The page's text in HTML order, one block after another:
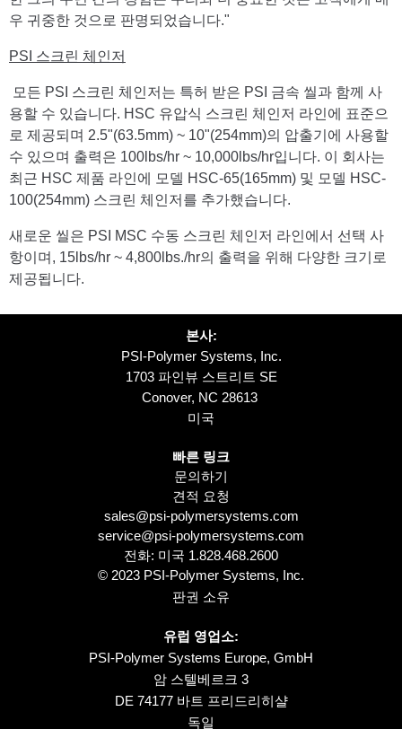
우 귀중한 것으로 판명되었습니다."
PSI 스크린 체인저
모든 PSI 스크린 체인저는 특허 받은 PSI 금속 씰과 함께 사
용할 수 있습니다. HSC 유압식 스크린 체인저 라인에 표준으
로 제공되며 2.5"(63.5mm) ~ 10"(254mm)의 압출기에 사용할
수 있으며 출력은 100lbs/hr ~ 10,000lbs/hr입니다. 이 회사는
최근 HSC 제품 라인에 모델 HSC-65(165mm) 및 모델 HSC-
100(254mm) 스크린 체인저를 추가했습니다.
새로운 씰은 PSI MSC 수동 스크린 체인저 라인에서 선택 사
항이며, 15lbs/hr ~ 4,800lbs./hr의 출력을 위해 다양한 크기로
제공됩니다.
본사:
PSI-Polymer Systems, Inc.
1703 파인뷰 스트리트 SE
Conover, NC 28613
미국
빠른 링크
문의하기
견적 요청
sales@psi-polymersystems.com
service@psi-polymersystems.com
전화: 미국 1.828.468.2600
© 2023 PSI-Polymer Systems, Inc.
판권 소유
유럽 영업소:
PSI-Polymer Systems Europe, GmbH
암 스텔베르크 3
DE 74177 바트 프리드리히샬
독일